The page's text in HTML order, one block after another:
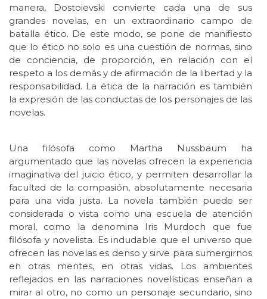
manera, Dostoievski convierte cada una de sus
grandes novelas, en un extraordinario campo de
batalla ético. De este modo, se pone de manifiesto
que lo ético no solo es una cuestión de normas, sino
de conciencia, de proporción, en relación con el
respeto a los demás y de afirmación de la libertad y la
responsabilidad. La ética de la narración es también
la expresión de las conductas de los personajes de las
novelas.
Una filósofa como Martha Nussbaum ha
argumentado que las novelas ofrecen la experiencia
imaginativa del juicio ético, y permiten desarrollar la
facultad de la compasión, absolutamente necesaria
para una vida justa. La novela también puede ser
considerada o vista como una escuela de atención
moral, como la denomina Iris Murdoch que fue
filósofa y novelista. Es indudable que el universo que
ofrecen las novelas es denso y sirve para sumergirnos
en otras mentes, en otras vidas. Los ambientes
reflejados en las narraciones novelísticas enseñan a
mirar al otro, no como un personaje secundario, sino